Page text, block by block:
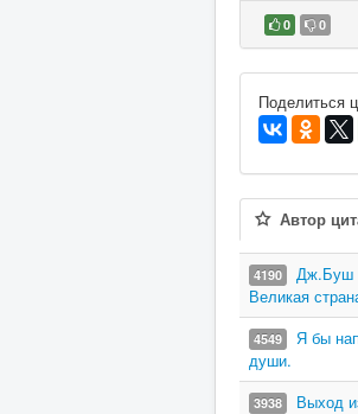
0 0
В
Поделиться
Автор
4190
Дж.Буш
Великая
4549
Я бы
души.
3938 Выход